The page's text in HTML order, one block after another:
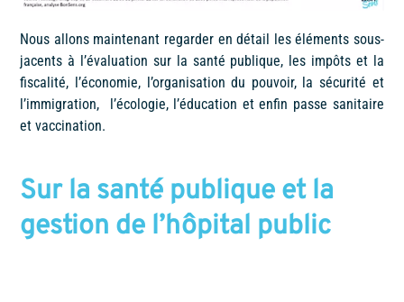
Nous allons maintenant regarder en détail les éléments sous-
jacents à l’évaluation sur la santé publique, les impôts et la
fiscalité, l’économie, l’organisation du pouvoir, la sécurité et
l’immigration, l’écologie, l’éducation et enfin passe sanitaire
et vaccination.
Sur la santé publique et la
gestion de l’hôpital public